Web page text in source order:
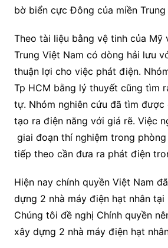
bờ biển cực Đông của miền Trung
Theo tài liệu bằng vệ tinh của Mỹ
Trung Việt Nam có dòng hải lưu
thuận lợi cho việc phát điện.
Tp HCM bằng lý thuyết cũng tìm
tự. Nhóm nghiên cứu đã tìm được
tạo ra điện năng với giá rẽ. Việc
giai đoạn thí nghiệm trong
tiếp theo cần đưa ra phát điện
Hiện nay chính quyền Việt Nam
dựng 2 nhà máy điện hạt nhân tại
Chúng tôi đề nghị Chính quyền
xây dựng 2 nhà máy điện hạt